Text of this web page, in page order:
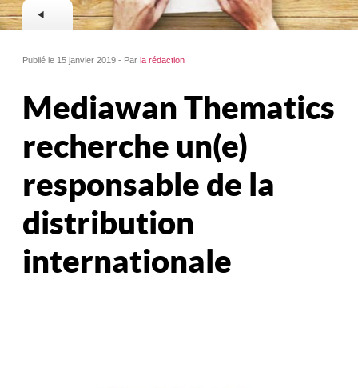
Publié le 15 janvier 2019 - Parla rédaction
Mediawan Thematics
recherche un(e)
responsable de la
distribution
internationale